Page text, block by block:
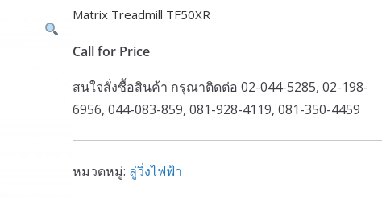
Matrix Treadmill TF50XR
Call for Price
สนใจสั่งซื้อสินค้า กรุณาติดต่อ 02-044-5285, 02-198-
6956, 044-083-859, 081-928-4119, 081-350-4459
หมวดหมู่: ลู่วิ่งไฟฟ้า